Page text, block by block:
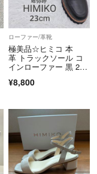
ローファー/革靴
極美品☆ヒミコ 本
革 トラックソール コ
インローファー 黒 23c
¥8,800